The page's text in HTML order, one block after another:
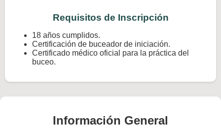
Requisitos de Inscripción
18 años cumplidos.
Certificación de buceador de iniciación.
Certificado médico oficial para la práctica del
buceo.
Información General